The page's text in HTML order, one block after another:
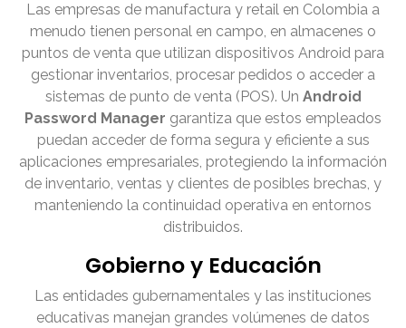
Las empresas de manufactura y retail en Colombia a
menudo tienen personal en campo, en almacenes o
puntos de venta que utilizan dispositivos Android para
gestionar inventarios, procesar pedidos o acceder a
sistemas de punto de venta (POS). Un Android
Password Manager garantiza que estos empleados
puedan acceder de forma segura y eficiente a sus
aplicaciones empresariales, protegiendo la información
de inventario, ventas y clientes de posibles brechas, y
manteniendo la continuidad operativa en entornos
distribuidos.
Gobierno y Educación
Las entidades gubernamentales y las instituciones
educativas manejan grandes volúmenes de datos